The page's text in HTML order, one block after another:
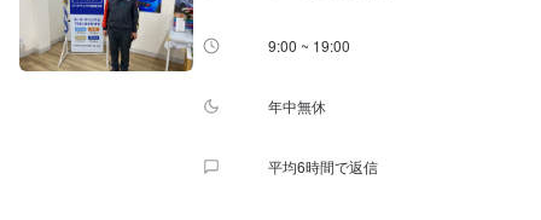
9:00 ~ 19:00
年中無休
平均6時間で返信